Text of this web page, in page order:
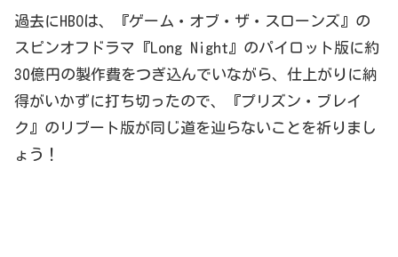
過去にHBOは、『ゲーム・オブ・ザ・スローンズ』の
スピンオフドラマ『Long Night』のパイロット版に約
30億円の製作費をつぎ込んでいながら、仕上がりに納
得がいかずに打ち切ったので、『プリズン・ブレイ
ク』のリブート版が同じ道を辿らないことを祈りまし
ょう！